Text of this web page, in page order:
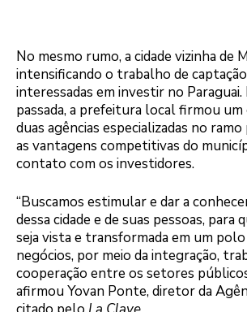
No mesmo rumo, a cidade vizinha de
intensificando o trabalho de
interessadas em investir no Paraguai.
passada, a prefeitura local firmou
duas agências especializadas no
as vantagens competitivas do
contato com os investidores.
“Buscamos estimular e dar a
dessa cidade e de suas pessoas, para
seja vista e transformada em um
negócios, por meio da integração,
cooperação entre os setores
afirmou Yovan Ponte, diretor da